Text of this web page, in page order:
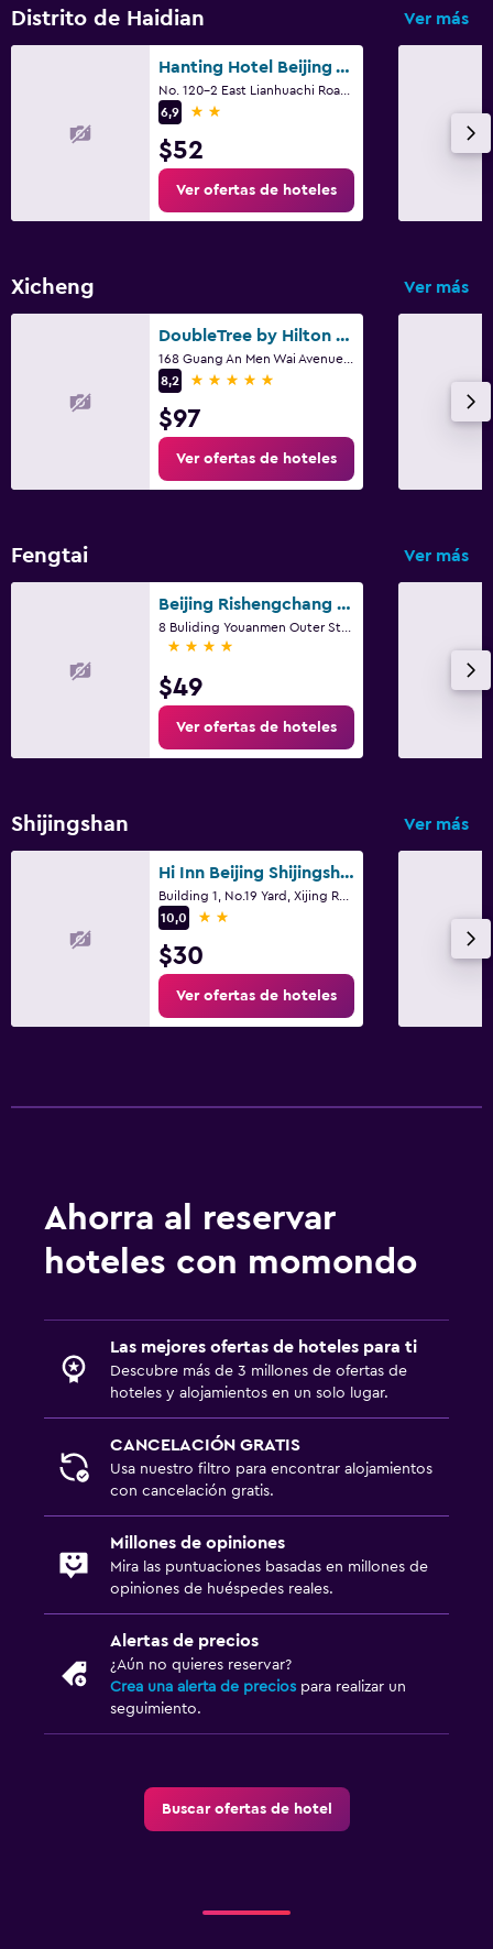
Distrito de Haidian Ver más
Hanting Hotel Beijing West Railway Station North Square
6,9
2 estrellas
$52
Ver ofertas de hoteles
Xicheng Ver más
DoubleTree by Hilton Beijing
8,2
5 estrellas
$97
Ver ofertas de hoteles
Fengtai Ver más
Beijing Rishengchang Hotel
4 estrellas
$49
Ver ofertas de hoteles
Shijingshan Ver más
Hi Inn Beijing Shijingshan Pingguo Yuan Metro Station
10,0
2 estrellas
$30
Ver ofertas de hoteles
Ahorra al reservar
hoteles con momondo
Las mejores ofertas de hoteles para ti
Descubre más de 3 millones de ofertas de
hoteles y alojamientos en un solo lugar.
CANCELACIÓN GRATIS
Usa nuestro filtro para encontrar alojamientos
con cancelación gratis.
Millones de opiniones
Mira las puntuaciones basadas en millones de
opiniones de huéspedes reales.
Alertas de precios
¿Aún no quieres reservar?
Crea una alerta de precios para realizar un
seguimiento.
Buscar ofertas de hotel